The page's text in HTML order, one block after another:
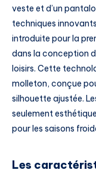
veste et d’un
techniques
introduite pour la
dans la conception
loisirs. Cette
molleton, conçue
silhouette ajustée.
seulement
pour les saisons
Les